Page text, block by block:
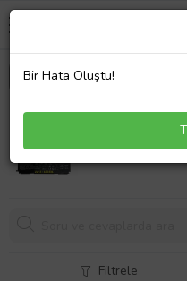
Lenovo
Laptop Şarj
2898,34 TL
Filtrele
Bir Hata Oluştu!